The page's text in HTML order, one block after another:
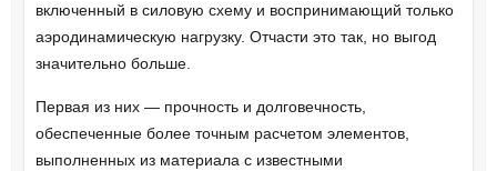
включенный в силовую схему и воспринимающий только
аэродинамическую нагрузку. Отчасти это так, но выгод
значительно больше.
Первая из них — прочность и долговечность,
обеспеченные более точным расчетом элементов,
выполненных из материала с известными